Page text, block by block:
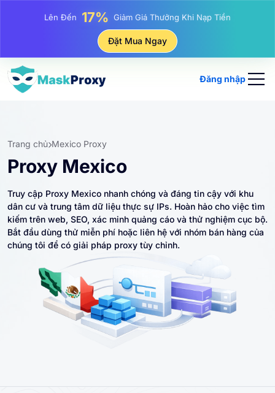
Lên Đến 25% Giảm Giá Khi Mua Hàng IP Tĩnh
Giảm Giá Khi Mua Hàng IP Luân Phiên
Đặt Mua Ngay
Đăng nhập
Trang chủ Mexico Proxy
Proxy Mexico
Truy cập Proxy Mexico nhanh chóng và đáng tin cậy với khu
dân cư và trung tâm dữ liệu thực sự IPs. Hoàn hảo cho việc tìm
kiếm trên web, SEO, xác minh quảng cáo và thử nghiệm cục bộ.
Bắt đầu dùng thử miễn phí hoặc liên hệ với nhóm bán hàng của
chúng tôi để có giải pháp proxy tùy chỉnh.